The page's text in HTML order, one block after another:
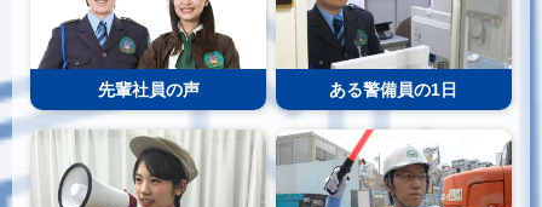
先輩社員の声 ある警備員の1日